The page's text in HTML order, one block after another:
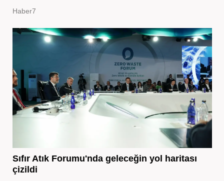
Haber7
Sıfır Atık Forumu'nda geleceğin yol haritası
çizildi